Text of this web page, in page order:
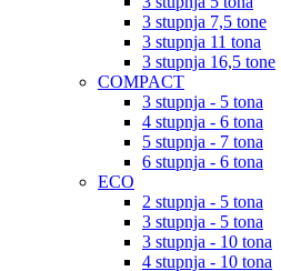
3 stupnja 7,5 tone
3 stupnja 11 tona
3 stupnja 16,5 tone
COMPACT
3 stupnja - 5 tona
4 stupnja - 6 tona
5 stupnja - 7 tona
6 stupnja - 6 tona
ECO
2 stupnja - 5 tona
3 stupnja - 5 tona
3 stupnja - 10 tona
4 stupnja - 10 tona